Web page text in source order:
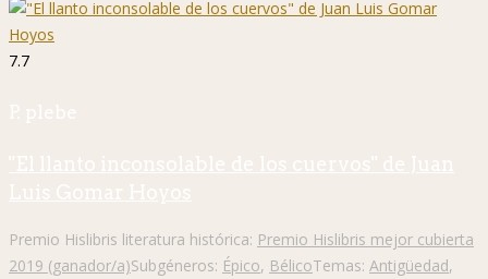
7.7
P. plebe
"El llanto inconsolable de los cuervos" de Juan
Luis Gomar Hoyos
Premio Hislibris literatura histórica: Premio Hislibris mejor cubierta
2019 (ganador/a)Subgéneros: Épico, BélicoTemas: Antigüedad,